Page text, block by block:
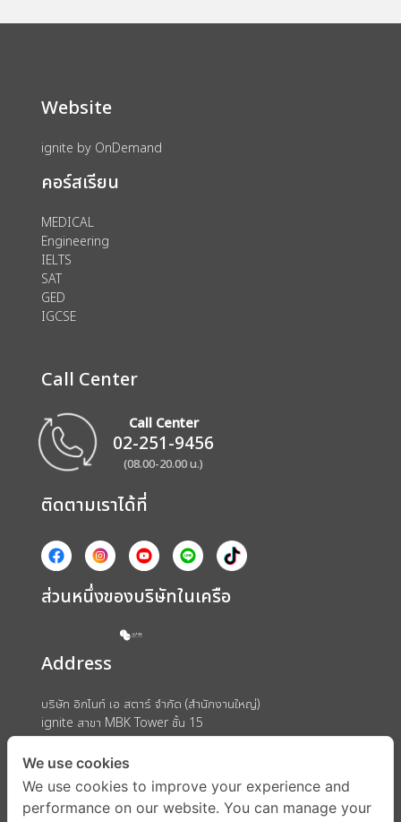
Website
ignite by OnDemand
คอร์สเรียน
MEDICAL
Engineering
IELTS
SAT
GED
IGCSE
Call Center
Call Center
02-251-9456
(08.00-20.00 น.)
ติดตามเราได้ที่
ส่วนหนึ่งของบริษัทในเครือ
Address
บริษัท อิกไนท์ เอ สตาร์ จำกัด (สำนักงานใหญ่)
ignite สาขา MBK Tower ชั้น 15
ถนนพญาไท แขวงวังใหม่ เขตปทุมวัน กรุงเทพมหานคร 10330
We use cookies
We use cookies to improve your experience and
performance on our website. You can manage your